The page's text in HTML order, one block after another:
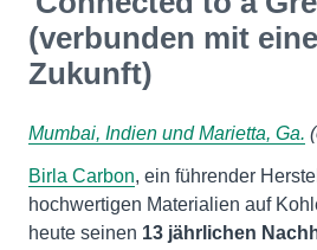
(verbunden mit
Zukunft)
Mumbai, Indien und Marietta, Ga.
Birla Carbon, ein führender
hochwertigen Materialien auf
heute seinen 13 jährlichen